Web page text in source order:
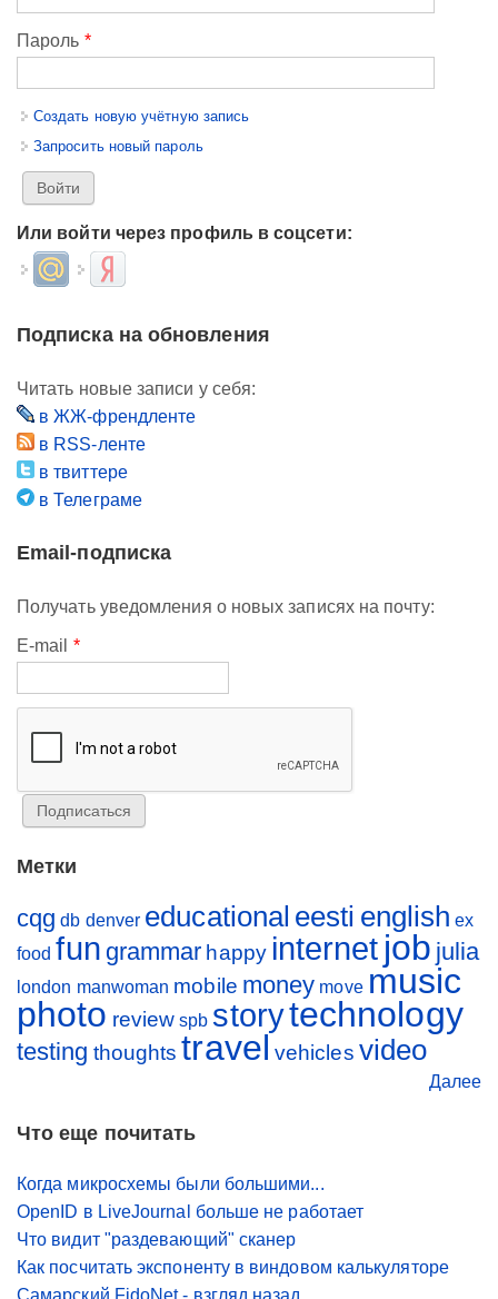
Пароль *
Создать новую учётную запись
Запросить новый пароль
Или войти через профиль в соцсети:
Login with Mail.ruLogin with Яндекс
Подписка на обновления
Читать новые записи у себя:
в ЖЖ-френдленте
в RSS-ленте
в твиттере
в Телеграме
Email-подписка
Получать уведомления о новых записях на почту:
E-mail *
Метки
cqg db denver educational eesti english ex
food fun grammar happy internet job julia
london manwoman mobile money move music
photo review spb storytechnology
testing thoughts travel vehicles video
Далее
Что еще почитать
Когда микросхемы были большими...
OpenID в LiveJournal больше не работает
Что видит "раздевающий" сканер
Как посчитать экспоненту в виндовом калькуляторе
Самарский FidoNet - взгляд назад